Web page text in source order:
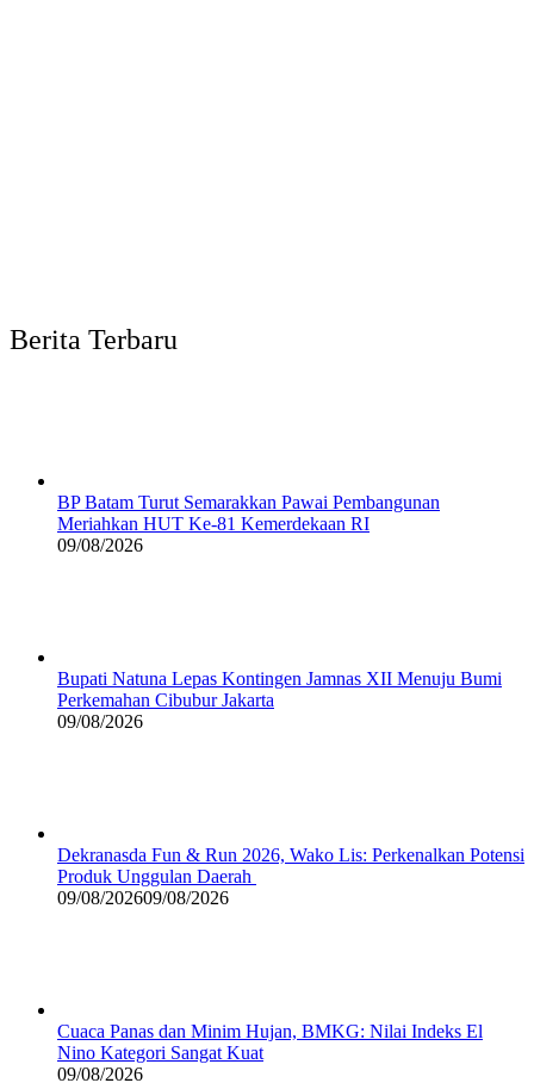
Berita Terbaru
BP Batam Turut Semarakkan Pawai Pembangunan
Meriahkan HUT Ke-81 Kemerdekaan RI
09/08/2026
Bupati Natuna Lepas Kontingen Jamnas XII Menuju Bumi
Perkemahan Cibubur Jakarta
09/08/2026
Dekranasda Fun & Run 2026, Wako Lis: Perkenalkan Potensi
Produk Unggulan Daerah
09/08/202609/08/2026
Cuaca Panas dan Minim Hujan, BMKG: Nilai Indeks El
Nino Kategori Sangat Kuat
09/08/2026